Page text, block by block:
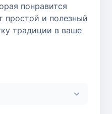
понравится
простой и полезный
традиции в ваше